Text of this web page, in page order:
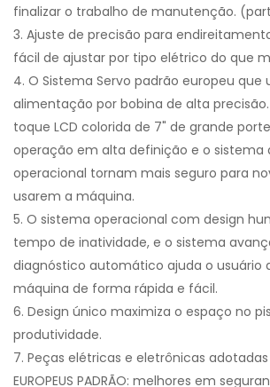
finalizar o trabalho de manutenção.
3. Ajuste de precisão para
fácil de ajustar por tipo elétrico do que
4. O Sistema Servo padrão europeu que
alimentação por bobina de alta
toque LCD colorida de 7" de grande
operação em alta definição e o sistema
operacional tornam mais seguro para
usarem a máquina.
5. O sistema operacional com design
tempo de inatividade, e o sistema
diagnóstico automático ajuda o usuário
máquina de forma rápida e fácil.
6. Design único maximiza o espaço no
produtividade.
7. Peças elétricas e eletrônicas
EUROPEUS PADRÃO: melhores em